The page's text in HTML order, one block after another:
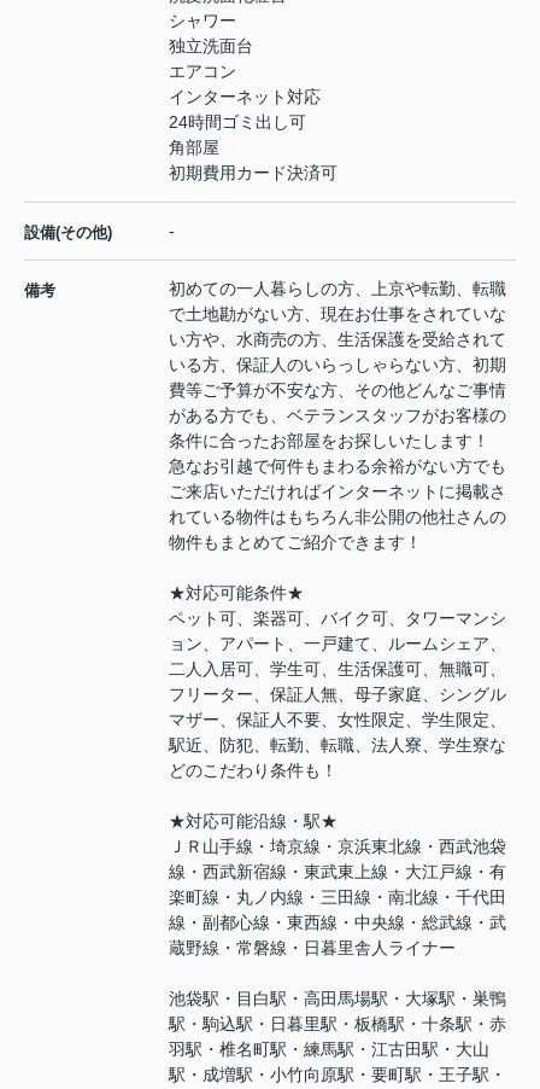
シャワー
独立洗面台
エアコン
インターネット対応
24時間ゴミ出し可
角部屋
初期費用カード決済可
設備(その他) -
備考
初めての一人暮らしの方、上京や転勤、転職
で土地勘がない方、現在お仕事をされていな
い方や、水商売の方、生活保護を受給されて
いる方、保証人のいらっしゃらない方、初期
費等ご予算が不安な方、その他どんなご事情
がある方でも、ベテランスタッフがお客様の
条件に合ったお部屋をお探しいたします！
急なお引越で何件もまわる余裕がない方でも
ご来店いただければインターネットに掲載さ
れている物件はもちろん非公開の他社さんの
物件もまとめてご紹介できます！
★対応可能条件★
ペット可、楽器可、バイク可、タワーマンシ
ョン、アパート、一戸建て、ルームシェア、
二人入居可、学生可、生活保護可、無職可、
フリーター、保証人無、母子家庭、シングル
マザー、保証人不要、女性限定、学生限定、
駅近、防犯、転勤、転職、法人寮、学生寮な
どのこだわり条件も！
★対応可能沿線・駅★
ＪＲ山手線・埼京線・京浜東北線・西武池袋
線・西武新宿線・東武東上線・大江戸線・有
楽町線・丸ノ内線・三田線・南北線・千代田
線・副都心線・東西線・中央線・総武線・武
蔵野線・常磐線・日暮里舎人ライナー
池袋駅・目白駅・高田馬場駅・大塚駅・巣鴨
駅・駒込駅・日暮里駅・板橋駅・十条駅・赤
羽駅・椎名町駅・練馬駅・江古田駅・大山
駅・成増駅・小竹向原駅・要町駅・王子駅・